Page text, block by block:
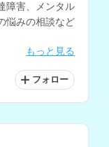
障害、メンタル
悩みの相談など
もっと見る
フォロー